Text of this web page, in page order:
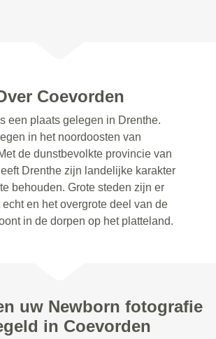
Coevorden
een plaats gelegen in Drenthe.
in het noordoosten van
de dunstbevolkte provincie van
Drenthe zijn landelijke karakter
behouden. Grote steden zijn er
en het overgrote deel van de
in de dorpen op het platteland.
uw Newborn fotografie
in Coevorden